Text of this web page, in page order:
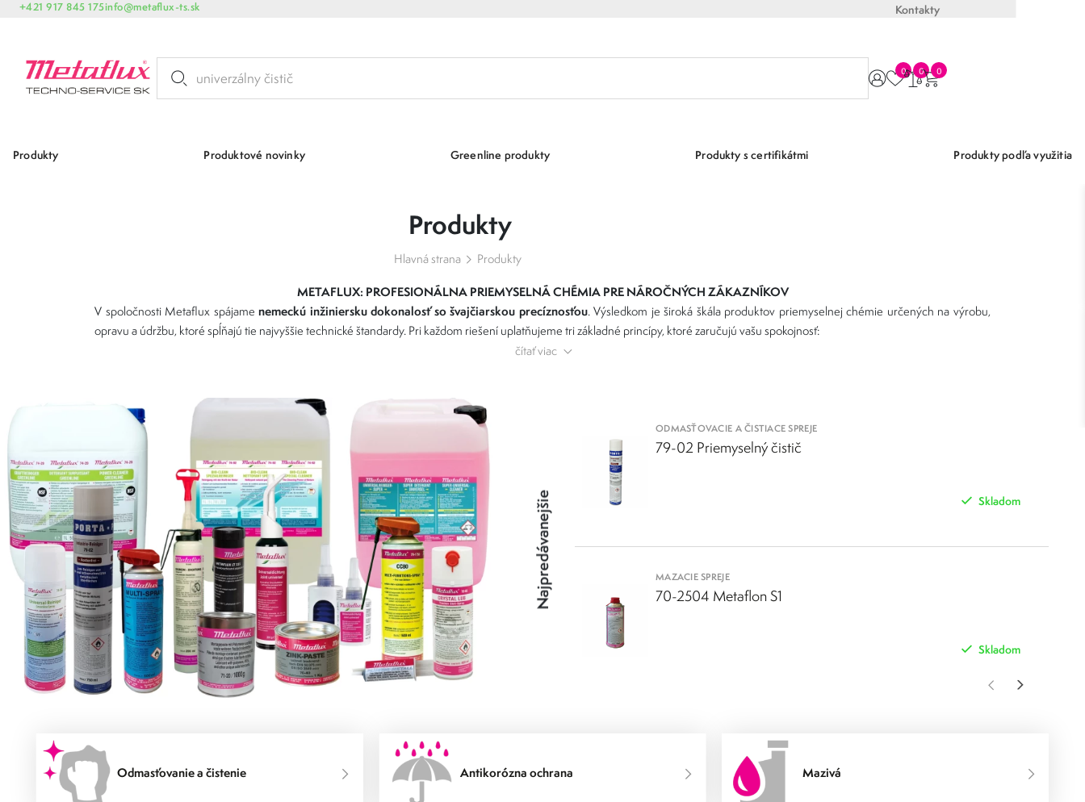
+421 917 845 175info@metaflux-ts.sk Kontakty
0 0 0
Produkty Produktové novinky Greenline produkty Produkty s certifikátmi Produkty podľa využitia
Produkty
Hlavná strana Produkty
METAFLUX: PROFESIONÁLNA PRIEMYSELNÁ CHÉMIA PRE NÁROČNÝCH ZÁKAZNÍKOV
V spoločnosti Metaflux spájamenemeckú inžiniersku dokonalosť so švajčiarskou precíznosťou. Výsledkom je široká škála produktov priemyselnej chémie určených na výrobu,
opravu a údržbu, ktoré spĺňajú tie najvyššie technické štandardy. Pri každom riešení uplatňujeme tri základné princípy, ktoré zaručujú vašu spokojnosť:
Naše výrobky sú vyvinuté z prvotriednych surovín a prechádzajú neustálym testovaním v náročných prevádzkových podmienkach. Garantujeme ich
stabilitu a extrémnu odolnosť
tam, kde bežné priemyselné riešenia zlyhávajú.
2. Komplexný výrobný a inovačný program
Naša ponuka produktov pokrýva širokú škálu odvetví – od strojárstva a logistiky až po špeciálne certifikované roztoky pre potravinárstvo. V našom portfóliu nájdete technológie, ktoré
vám pomôžu
zvýšiť produktivitu, znížiť prevádzkové nákladya radikálne zlepšiť bezpečnosť na vašom pracovisku.
3. Individuálna starostlivosť a odborné poradenstvo
Naši špecialisti nie sú len predajcovia, ale vaši technickí partneri. Radi vám poradíme s výberom optimálnych produktov a pomôžeme nájsť riešenie, ktoré bude presne vyhovovať vašim
konkrétnym potrebám. Produkty Metaflux poskytujúvynikajúci pomer ceny a výkonu s dôrazom na dlhodobú úsporu materiálu.
Presvedčte sa o kvalite Metaflux priamo vo vašej prevádzke
Nechajte sa inšpirovať naším prehľadom produktov a otestujte ich účinnosť v reálnej praxi. Naši odborne vyškolení technicko-obchodní zástupcovia vám radi
produkty priamo u vás– samozrejme celkom nezáväzne a s odborným poradenstvom k aplikácii.
čítať viac
Najpredávanejšie
ODMASŤOVACIE A ČISTIACE SPREJE
79-02 Priemyselný čistič
Skladom
MAZACIE SPREJE
70-2504 Metaflon S1
Skladom
Odmasťovanie a čistenie Antikorózna ochrana Mazivá